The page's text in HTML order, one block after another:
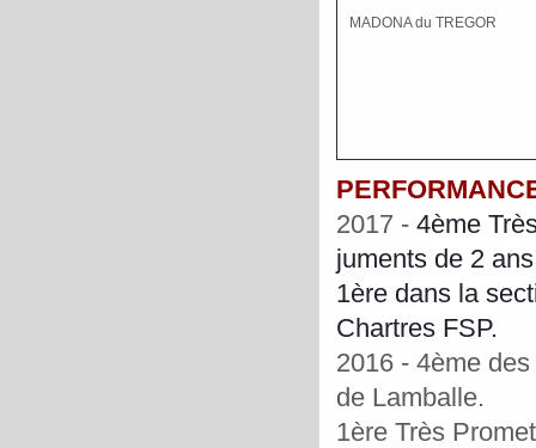
MADONA du TREGOR
2017 - 4ème
juments de 2
1ère dans la
Chartres FSP.
2016 - 4ème
de Lamballe.
1ère Très